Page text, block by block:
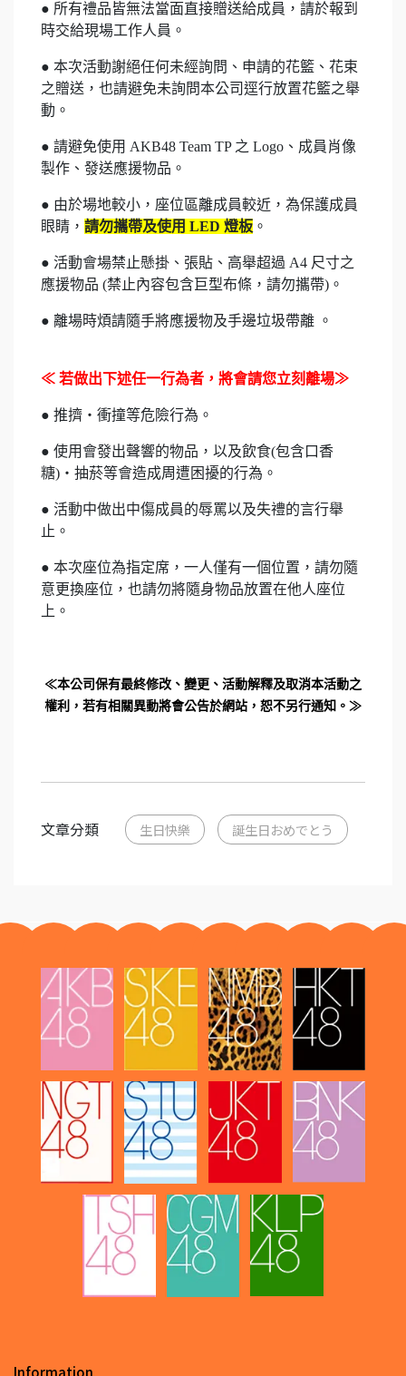
● 所有禮品皆無法當面直接贈送給成員，請於報到
時交給現場工作人員。
● 本次活動謝絕任何未經詢問、申請的花籃、花束
之贈送，也請避免未詢問本公司逕行放置花籃之舉
動。
● 請避免使用 AKB48 Team TP 之 Logo、成員肖像
製作、發送應援物品 。
● 由於場地較小，座位區離成員較近，為保護成員
眼睛， 請勿攜帶及使用 LED 燈板 。
● 活動會場禁止懸掛、張貼、高舉超過 A4 尺寸之
應援物品 (禁止內容包含巨型布條，請勿攜帶)。
● 離場時煩請隨手將應援物及手邊垃圾帶離 。
≪ 若做出下述任一行為者，將會請您立刻離場≫
● 推擠・衝撞等危險行為。
● 使用會發出聲響的物品，以及飲食(包含口香
糖)・抽菸等會造成周遭困擾的行為。
● 活動中做出中傷成員的辱罵以及失禮的言行舉
止。
● 本次座位為指定席，一人僅有一個位置，請勿隨
意更換座位，也請勿將隨身物品放置在他人座位
上。
≪本公司保有最終修改、變更、活動解釋及取消本活動之
權利，若有相關異動將會公告於網站，恕不另行通知。≫
文章分類 生日快樂 誕生日おめでとう
Information